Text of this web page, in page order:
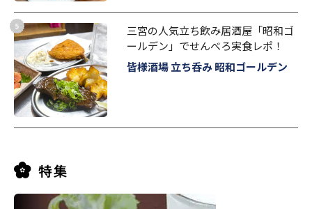
三宮の人気立ち飲み居酒屋「昭和ゴ
ールデン」でせんべろ実食レポ！
皆様酒場 立ち呑み 昭和ゴールデン